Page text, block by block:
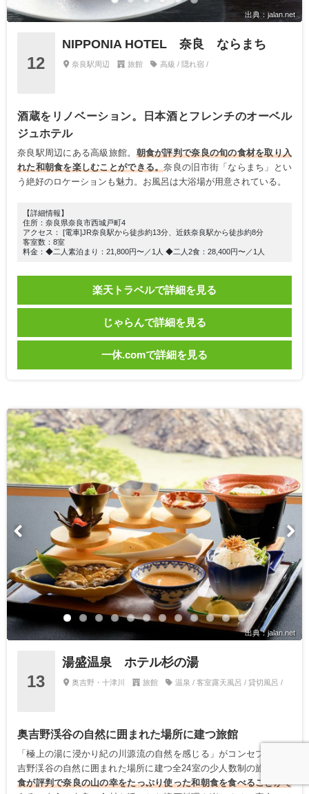
出典：jalan.net
12
NIPPONIA HOTEL 奈良 ならまち
奈良駅周辺 旅館 高級 / 隠れ宿 /
酒蔵をリノベーション。日本酒とフレンチのオーベル
ジュホテル
奈良駅周辺にある高級旅館。 朝食が評判で奈良の旬の食材を取り入
れた和朝食を楽しむことができる。奈良の旧市街「ならまち」とい
う絶好のロケーションも魅力。お風呂は大浴場が用意されている。
【詳細情報】
住所：奈良県奈良市西城戸町4
アクセス： [電車]JR奈良駅から徒歩約13分、近鉄奈良駅から徒歩約8分
客室数：8室
料金：◆二人素泊まり：21,800円〜／1人 ◆二人2食：28,400円〜／1人
楽天トラベルで詳細を見る
じゃらんで詳細を見る
一休.comで詳細を見る
出典：jalan.net
13
湯盛温泉 ホテル杉の湯
奥吉野・十津川 旅館 温泉 / 客室露天風呂 / 貸切風呂 /
奥吉野渓谷の自然に囲まれた場所に建つ旅館
「極上の湯に浸かり紀の川源流の自然を感じる」がコンセプト。奥
吉野渓谷の自然に囲まれた場所に建つ全24室の少人数制の旅館。
食が評判で奈良の山の幸をたっぷり使った和朝食を食べることがで